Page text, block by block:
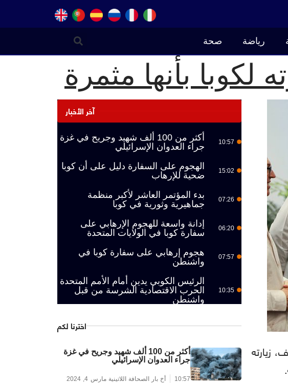
رياضة صحة
بأنها مثمرة
زيارته
آخر الأخبار
10:57
أكثر من 100 ألف شهيد وجريح في غزة
جراء العدوان الإسرائيلي
15:02
الهجوم على السفارة دليل على أن كوبا
ضحية للإرهاب
07:26
بدء المؤتمر العاشر لأكبر منظمة
جماهيرية وثورية في كوبا
06:20
إدانة واسعة للهجوم الإرهابي على
سفارة كوبا في الولايات المتحدة
07:57
هجوم إرهابي على سفارة كوبا في
واشنطن
10:35
الرئيس الكوبي يدين أمام الأمم المتحدة
الحرب الاقتصادية الشرسة من قبل
واشنطن
اخترنا لكم
أكثر من 100 ألف شهيد وجريح في غزة
جراء العدوان الإسرائيلي
10:57 أخ بار الصحافة اللاتينيةمارس 4, 2024